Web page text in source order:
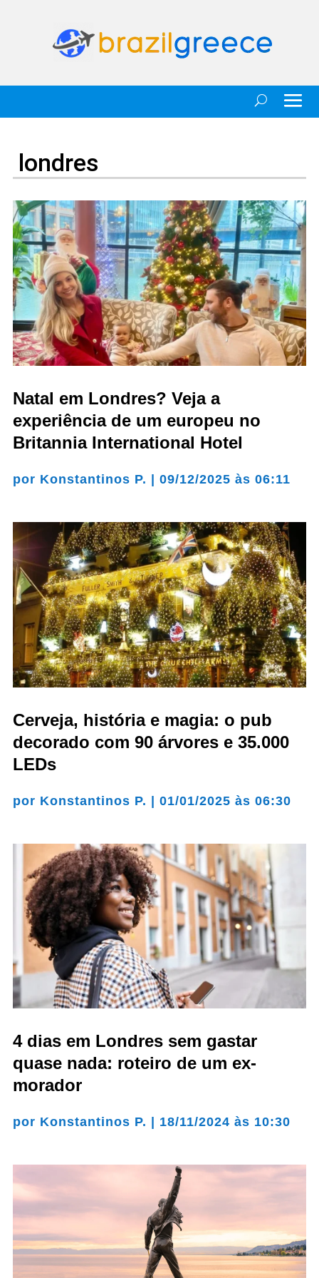
londres
Natal em Londres? Veja a
experiência de um europeu no
Britannia International Hotel
por Konstantinos P. | 09/12/2025 às 06:11
Cerveja, história e magia: o pub
decorado com 90 árvores e 35.000
LEDs
por Konstantinos P. | 01/01/2025 às 06:30
4 dias em Londres sem gastar
quase nada: roteiro de um ex-
morador
por Konstantinos P. 18/11/2024 às 10:30